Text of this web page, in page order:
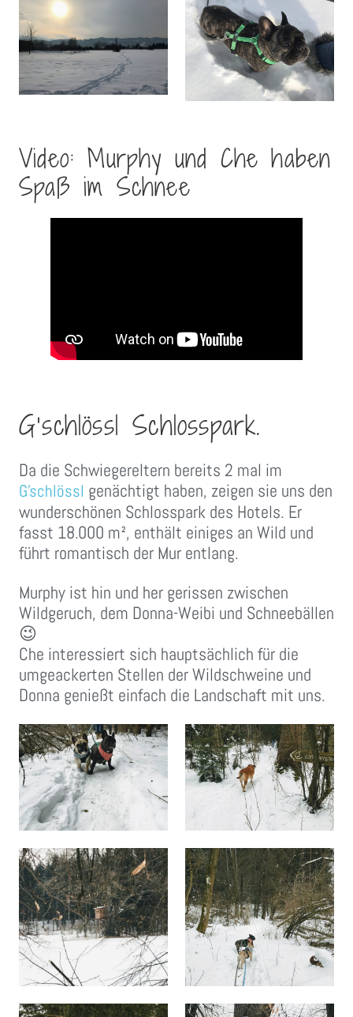
Video: Murphy und Che haben
Spaß im Schnee
G’schlössl Schlosspark.
Da die Schwiegereltern bereits 2 mal im
G’schlössl genächtigt haben, zeigen sie uns den
wunderschönen Schlosspark des Hotels. Er
fasst 18.000 m², enthält einiges an Wild und
führt romantisch der Mur entlang.
Murphy ist hin und her gerissen zwischen
Wildgeruch, dem Donna-Weibi und Schneebällen
😉
Che interessiert sich hauptsächlich für die
umgeackerten Stellen der Wildschweine und
Donna genießt einfach die Landschaft mit uns.